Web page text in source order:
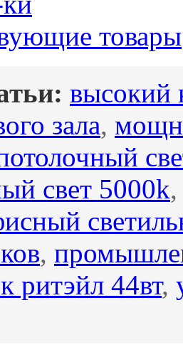
товары
высокий
зала,
свет 5000k
,
ритэйл 44вт,